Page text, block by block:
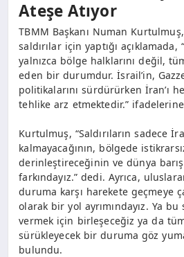
Ateşe Atıyor
TBMM Başkanı Numan
saldırılar için yaptığı
yalnızca bölge halklarını değil,
eden bir durumdur. İsrail’in,
politikalarını sürdürürken İran’ı
tehlike arz etmektedir.”
Kurtulmuş, “Saldırıların sadece
kalmayacağının, bölgede
derinleştireceğinin ve dünya
farkındayız.” dedi. Ayrıca,
duruma karşı harekete geçmeye
olarak bir yol ayrımındayız. Ya bu
vermek için birleşeceğiz ya da
sürükleyecek bir duruma göz
bulundu.